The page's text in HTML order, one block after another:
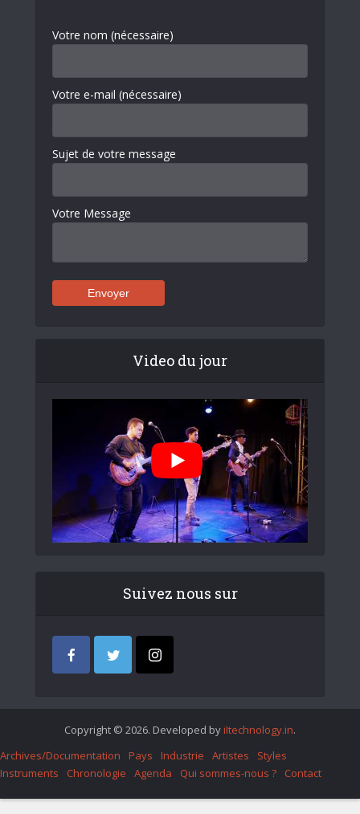
Votre nom (nécessaire)
Votre e-mail (nécessaire)
Sujet de votre message
Votre Message
Video du jour
Suivez nous sur
Copyright © 2026. Developed by iItechnology.in.
Archives/Documentation
Pays Industrie Artistes
Styles
Instruments
Chronologie Agenda Qui sommes-nous ? Contact